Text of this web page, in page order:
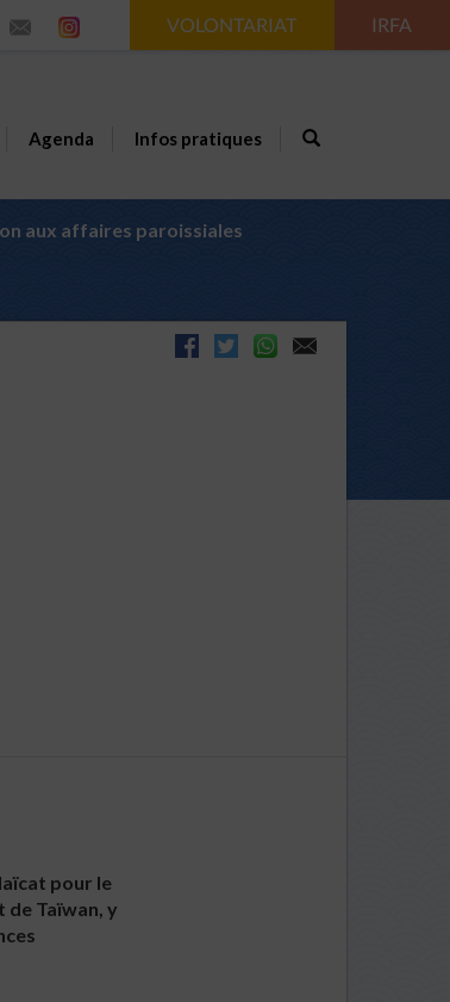
VOLONTARIAT IRFA
Agenda Infos pratiques
aux affaires paroissiales
pour le
de Taïwan, y